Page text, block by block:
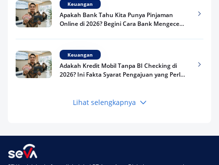
Keuangan
Apakah Bank Tahu Kita Punya Pinjaman
Online di 2026? Begini Cara Bank Mengecek
Keuangan
Adakah Kredit Mobil Tanpa BI Checking di
2026? Ini Fakta Syarat Pengajuan yang Perlu
Keuangan
Terpercaya
Lihat selengkapnya